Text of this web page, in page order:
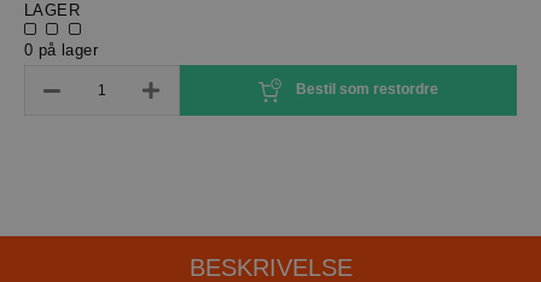
LAGER
0 på lager
Bestil som restordre
BESKRIVELSE